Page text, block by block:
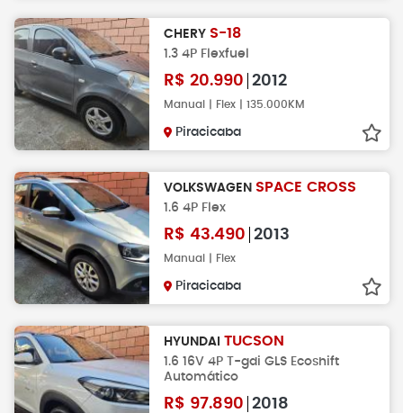
CHERY S-18
1.3 4P Flexfuel
R$ 20.990 2012
Manual | Flex | 135.000KM
Piracicaba
VOLKSWAGEN SPACE CROSS
1.6 4P Flex
R$ 43.490 2013
Manual | Flex
Piracicaba
HYUNDAI TUCSON
1.6 16V 4P T-gdi GLS Ecoshift
Automático
R$ 97.890 2018